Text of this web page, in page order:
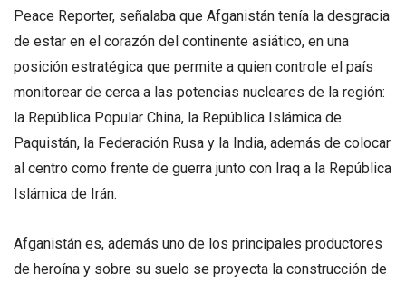
Peace Reporter, señalaba que Afganistán tenía la desgracia
de estar en el corazón del continente asiático, en una
posición estratégica que permite a quien controle el país
monitorear de cerca a las potencias nucleares de la región:
la República Popular China, la República Islámica de
Paquistán, la Federación Rusa y la India, además de colocar
al centro como frente de guerra junto con Iraq a la República
Islámica de Irán.
Afganistán es, además uno de los principales productores
de heroína y sobre su suelo se proyecta la construcción de